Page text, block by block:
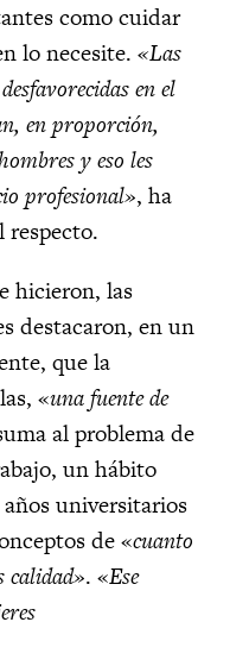
como cuidar
lo necesite. «Las
en el
en proporción,
y eso les
profesional», ha
respecto.
hicieron, las
destacaron, en un
que la
«una fuente de
al problema de
un hábito
años universitarios
de «cuanto
calidad». «Ese